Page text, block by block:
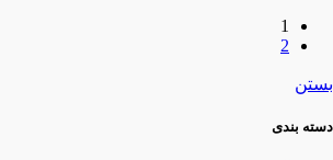
1
2
بستن
دسته بندی